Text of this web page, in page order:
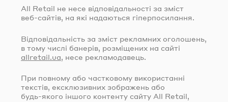
All Retail не несе відповідальності за зміст
веб-сайтів, на які надаються гіперпосилання.
Відповідальність за зміст рекламних оголошень,
в тому числі банерів, розміщених на сайті
allretail.ua , несе рекламодавець.
При повному або частковому використанні
текстів, ексклюзивних зображень або
будь-якого іншого контенту сайту All Retail,